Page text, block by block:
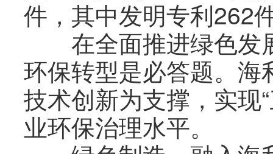
件，其中发明专利262
在全面推进绿色发
环保转型是必答题。
技术创新为支撑，实现
业环保治理水平。